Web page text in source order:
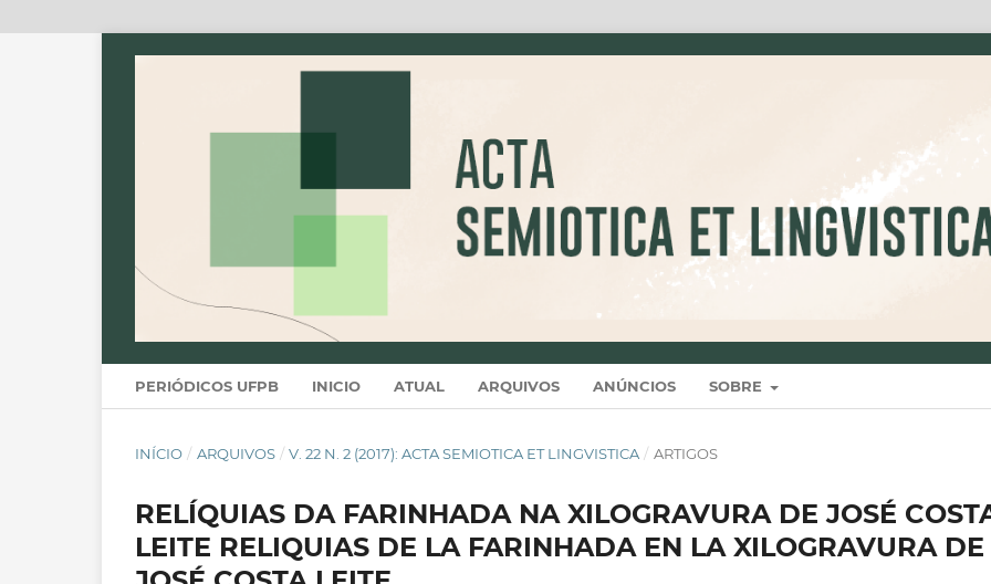
PERIÓDICOS UFPB INICIO ATUAL ARQUIVOS ANÚNCIOS SOBRE
INÍCIO / ARQUIVOS / V. 22 N. 2 (2017): ACTA SEMIOTICA ET LINGVISTICA / ARTIGOS
RELÍQUIAS DA FARINHADA NA XILOGRAVURA DE JOSÉ
LEITE RELIQUIAS DE LA FARINHADA EN LA XILOGRAVURA DE